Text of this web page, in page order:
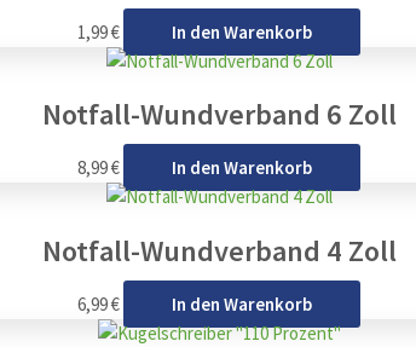
1,99€ In den Warenkorb
Notfall-Wundverband 6 Zoll
8,99€ In den Warenkorb
Notfall-Wundverband 4 Zoll
6,99€ In den Warenkorb